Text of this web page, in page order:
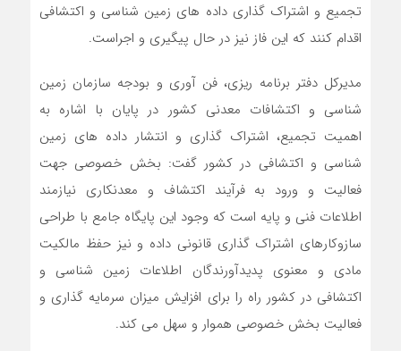
تجمیع و اشتراک گذاری داده های زمین شناسی و اکتشافی
اقدام کنند که این فاز نیز در حال پیگیری و اجراست.
مدیرکل دفتر برنامه ریزی، فن آوری و بودجه سازمان زمین
شناسی و اکتشافات معدنی کشور در پایان با اشاره به
اهمیت تجمیع، اشتراک گذاری و انتشار داده های زمین
شناسی و اکتشافی در کشور گفت: بخش خصوصی جهت
فعالیت و ورود به فرآیند اکتشاف و معدنکاری نیازمند
اطلاعات فنی و پایه است که وجود این پایگاه جامع با طراحی
سازوکارهای اشتراک گذاری قانونی داده و نیز حفظ مالکیت
مادی و معنوی پدیدآورندگان اطلاعات زمین شناسی و
اکتشافی در کشور راه را برای افزایش میزان سرمایه گذاری و
فعالیت بخش خصوصی هموار و سهل می کند.